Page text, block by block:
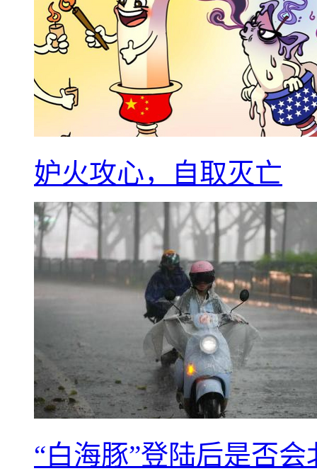
妒火攻心，自取灭亡
“白海豚”登陆后是否